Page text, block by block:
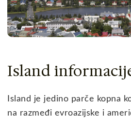
Island
Island je jedino parče kopna
na razmeđi evroazijske i